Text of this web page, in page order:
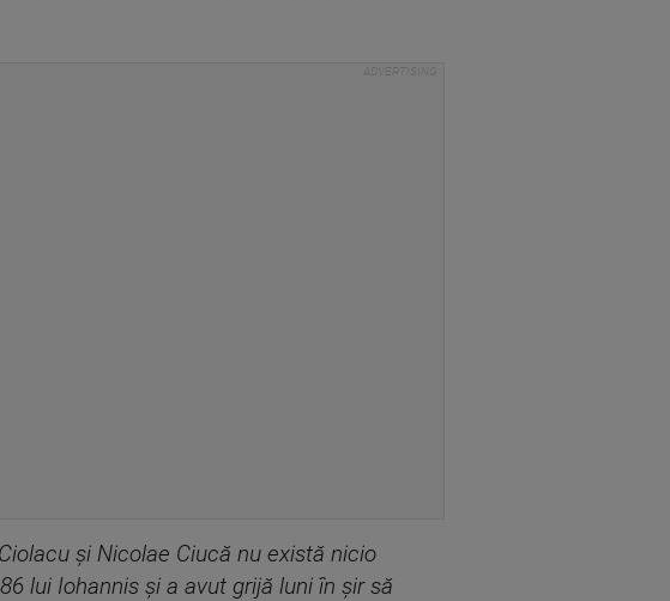
și Nicolae Ciucă nu există nicio
lui Iohannis și a avut grijă luni în șir să